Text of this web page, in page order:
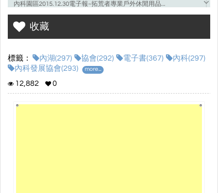
內科園區2015.12.30電子報~拓荒者專業戶外休閒用品...
http://www.ntpda.org.tw/
收藏
標籤： 內湖(297) 協會(292) 電子書(367)
內科(297)
內科發展協會(293)
more...
12,882 0